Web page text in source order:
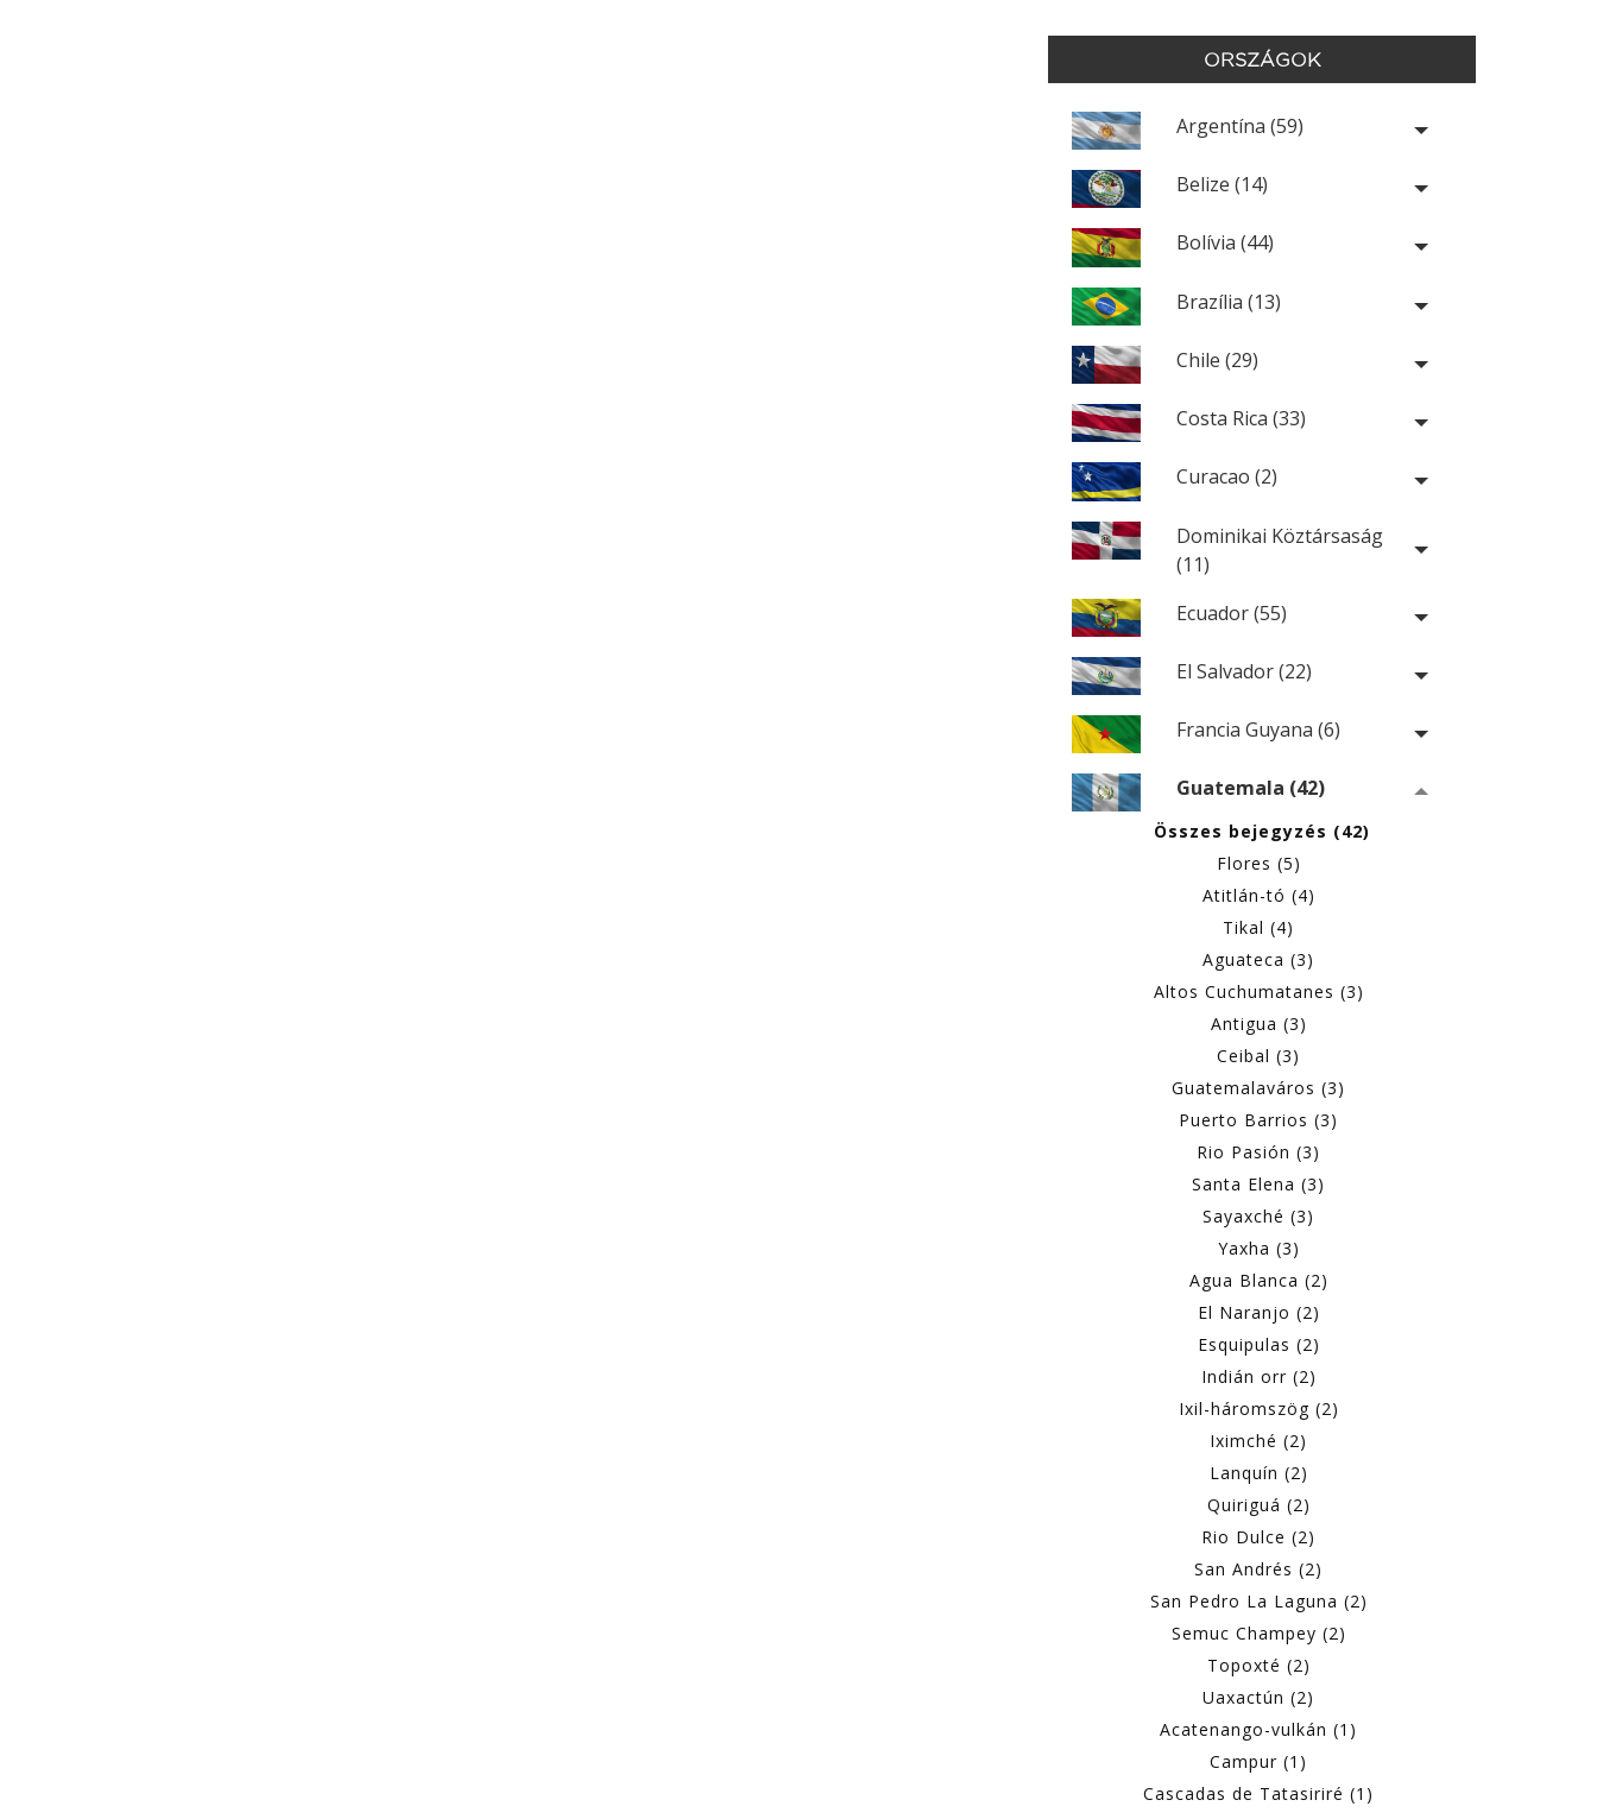
ORSZÁGOK
Argentína (59)
Belize (14)
Bolívia (44)
Brazília (13)
Chile (29)
Costa Rica (33)
Curacao (2)
Dominikai Köztársaság
(11)
Ecuador (55)
El Salvador (22)
Francia Guyana (6)
Guatemala (42)
Összes bejegyzés (42)
Flores (5)
Atitlán-tó (4)
Tikal (4)
Aguateca (3)
Altos Cuchumatanes (3)
Antigua (3)
Ceibal (3)
Guatemalaváros (3)
Puerto Barrios (3)
Rio Pasión (3)
Santa Elena (3)
Sayaxché (3)
Yaxha (3)
Agua Blanca (2)
El Naranjo (2)
Esquipulas (2)
Indián orr (2)
Ixil-háromszög (2)
Iximché (2)
Lanquín (2)
Quiriguá (2)
Rio Dulce (2)
San Andrés (2)
San Pedro La Laguna (2)
Semuc Champey (2)
Topoxté (2)
Uaxactún (2)
Acatenango-vulkán (1)
Campur (1)
Cascadas de Tatasiriré (1)